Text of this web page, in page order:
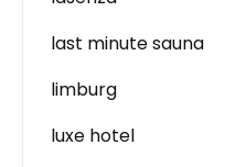
last minute sauna
limburg
luxe hotel